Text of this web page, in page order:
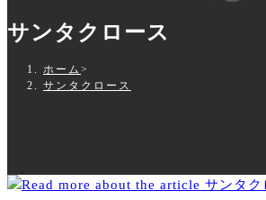
サンタクロース
ホーム >
サンタクロース